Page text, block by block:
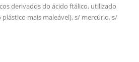
derivados do ácido ftálico, utilizado
mais maleável), s/ mercúrio, s/